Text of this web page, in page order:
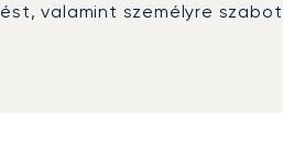
valamint személyre